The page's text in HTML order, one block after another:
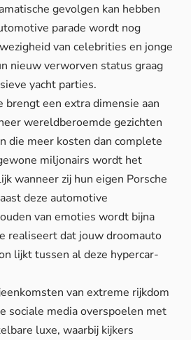
gevolgen kan hebben
parade wordt nog
van celebrities en jonge
nieuw verworven status graag
yacht parties.
brengt een extra dimensie aan
wereldberoemde gezichten
die meer kosten dan complete
miljonairs wordt het
wanneer zij hun eigen Porsche
deze automotive
van emoties wordt bijna
realiseert dat jouw droomauto
lijkt tussen al deze hypercar-
van extreme rijkdom
sociale media overspoelen met
luxe, waarbij kijkers